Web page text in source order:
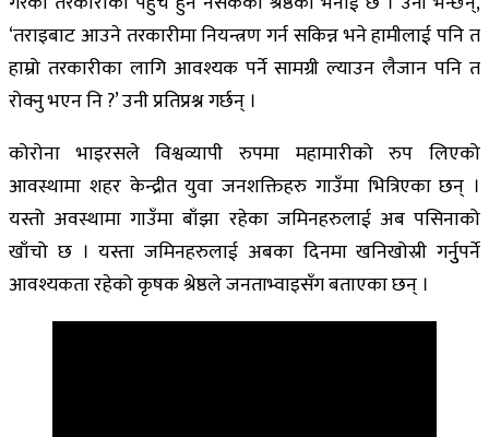
‘तराइबाट आउने तरकारीमा नियन्त्रण गर्न सकिन्न भने हामीलाई पनि त
हाम्रो तरकारीका लागि आवश्यक पर्ने सामग्री ल्याउन लैजान पनि त
रोक्नु भएन नि ?’ उनी प्रतिप्रश्न गर्छन् ।
कोरोना भाइरसले विश्वव्यापी रुपमा महामारीको रुप लिएको
आवस्थामा शहर केन्द्रीत युवा जनशक्तिहरु गाउँमा भित्रिएका छन् ।
यस्तो अवस्थामा गाउँमा बाँझा रहेका जमिनहरुलाई अब पसिनाको
खाँचो छ । यस्ता जमिनहरुलाई अबका दिनमा खनिखोस्री गर्नुुपर्ने
आवश्यकता रहेको कृषक श्रेष्ठले जनताभ्वाइसँग बताएका छन् ।